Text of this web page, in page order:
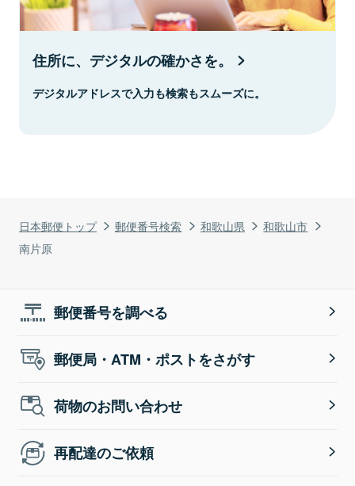
日本郵便トップ 郵便番号検索 和歌山県
和歌山市
南片原
住所に、デジタルの確かさを。
デジタルアドレスで入力も検索もスムーズに。
郵便番号を調べる
郵便局・ATM・ポストをさがす
荷物のお問い合わせ
再配達のご依頼